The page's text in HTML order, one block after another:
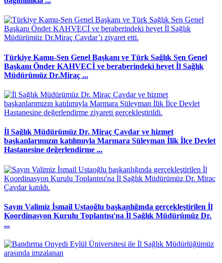
Türkiye Kamu-Sen Genel Başkanı ve Türk Sağlık Sen Genel
Başkanı Önder KAHVECİ ve beraberindeki heyet İl Sağlık
Müdürümüz Dr.Miraç ...
İl Sağlık Müdürümüz Dr. Miraç Çavdar ve hizmet
başkanlarımızın katılımıyla Marmara Süleyman İlik İlçe Devlet
Hastanesine değerlendirme ...
Sayın Valimiz İsmail Ustaoğlu başkanlığında gerçekleştirilen İl
Koordinasyon Kurulu Toplantısı'na İl Sağlık Müdürümüz Dr.
...